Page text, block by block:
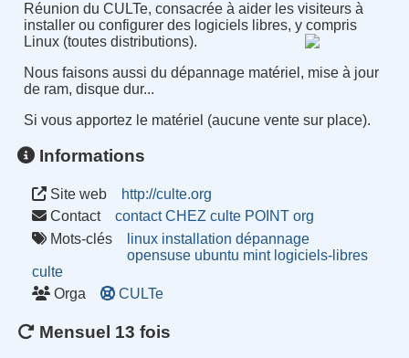
Réunion du CULTe, consacrée à aider les visiteurs à
installer ou configurer des logiciels libres, y compris
Linux (toutes distributions).
Nous faisons aussi du dépannage matériel, mise à jour
de ram, disque dur...
Si vous apportez le matériel (aucune vente sur place).
Informations
Site web
http://culte.org
Contact
contact CHEZ culte POINT org
Mots-clés
linux installation dépannage
opensuse ubuntu mint logiciels-libres
culte
Orga
CULTe
Mensuel 13 fois